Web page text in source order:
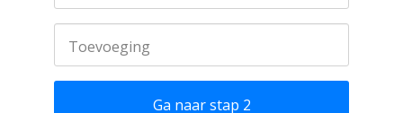
Toevoeging